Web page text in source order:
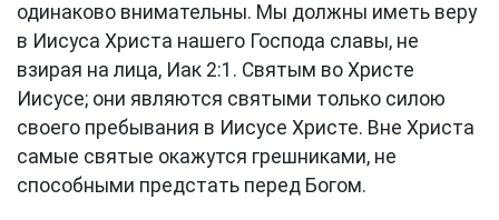
одинаково внимательны. Мы должны иметь веру
в Иисуса Христа нашего Господа славы, не
взирая на лица, Иак 2:1 . Святым во Христе
Иисусе; они являются святыми только силою
своего пребывания в Иисусе Христе. Вне Христа
самые святые окажутся грешниками, не
способными предстать перед Богом.